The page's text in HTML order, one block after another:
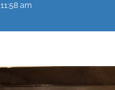
11:58 am